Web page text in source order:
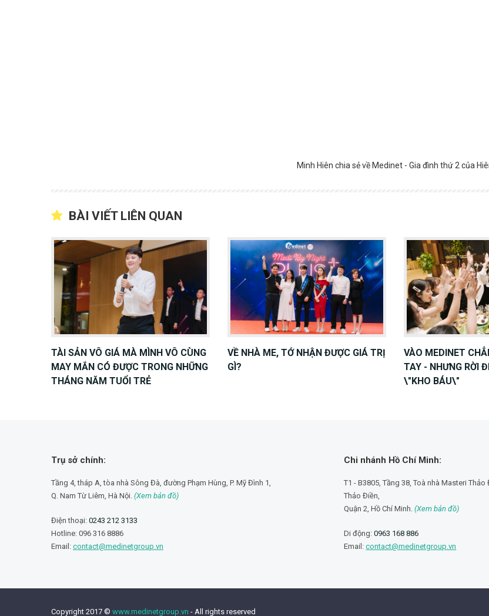
Minh Hiên chia sẻ về Medinet - Gia đình thứ 2 của
BÀI VIẾT LIÊN QUAN
TÀI SẢN VÔ GIÁ MÀ MÌNH VÔ CÙNG
MAY MẮN CÓ ĐƯỢC TRONG NHỮNG
THÁNG NĂM TUỔI TRẺ
VỀ NHÀ ME, TỚ NHẬN ĐƯỢC GIÁ TRỊ
GÌ?
VÀO MEDINET
TAY - NHƯNG RỜI
\"KHO BÁU\"
Trụ sở chính:
Tầng 4, tháp A, tòa nhà Sông Đà, đường Phạm Hùng, P. Mỹ Đình 1,
Q. Nam Từ Liêm, Hà Nội. (Xem bản đồ)
Điện thoại: 0243 212 3133
Hotline: 096 316 8886
Email: contact@medinetgroup.vn
Chi nhánh Hồ Chí Minh:
T1 - B3805, Tầng 38, Toà nhà Masteri Thảo
Thảo Điền,
Quận 2, Hồ Chí Minh.(Xem bản đồ)
Di động:0963 168 886
Email:contact@medinetgroup.vn
Copyright 2017 © www.medinetgroup.vn - All rights reserved